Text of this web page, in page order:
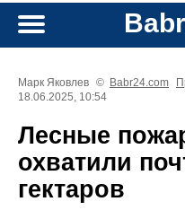
Babr
Марк Яковлев © Babr24.com
18.06.2025, 10:54
Лесные
охватили
гектаров